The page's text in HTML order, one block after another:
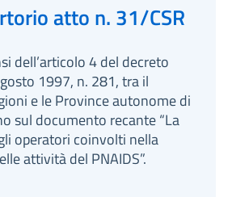
atto n. 31/CSR
dell’articolo 4 del decreto
1997, n. 281, tra il
e le Province autonome di
sul documento recante “La
operatori coinvolti nella
attività del PNAIDS”.